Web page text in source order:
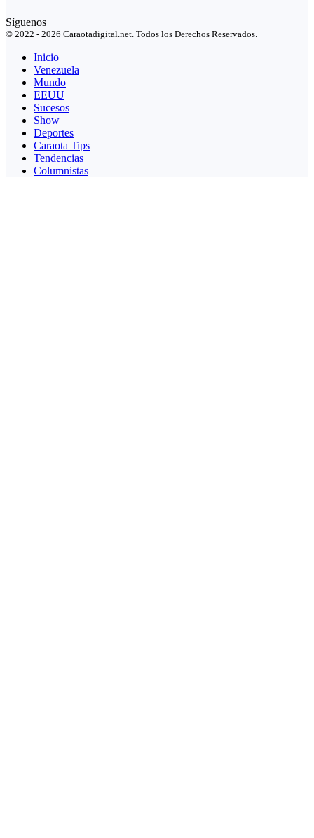
Síguenos
© 2022 - 2026 Caraotadigital.net. Todos los Derechos Reservados.
Inicio
Venezuela
Mundo
EEUU
Sucesos
Show
Deportes
Caraota Tips
Tendencias
Columnistas